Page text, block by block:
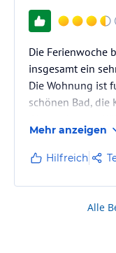
Die Ferienwoche
insgesamt ein
Die Wohnung ist
schönen Bad, die
einen kleinen
Schaukeln/
Kinder. Und es
Nähe
Mehr anzeigen
Hilfreich
Alle